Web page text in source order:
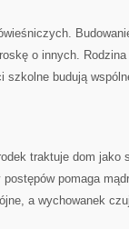
o innych.
budują
traktuje dom jako
pomaga
a wychowanek